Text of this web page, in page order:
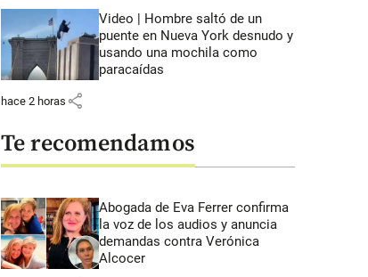
Video | Hombre saltó de un
puente en Nueva York desnudo y
usando una mochila como
paracaídas
hace 2 horas share
Te recomendamos
Abogada de Eva Ferrer confirma
la voz de los audios y anuncia
demandas contra Verónica
Alcocer